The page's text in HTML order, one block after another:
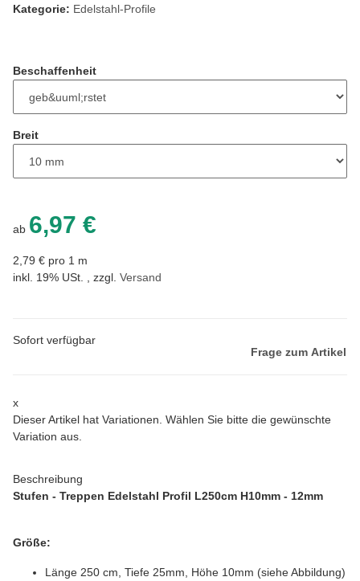
Kategorie: Edelstahl-Profile
Beschaffenheit
Breit
ab 6,97 €
2,79 € pro 1 m
inkl. 19% USt. , zzgl. Versand
Sofort verfügbar
Frage zum Artikel
x
Dieser Artikel hat Variationen. Wählen Sie bitte die gewünschte
Variation aus.
Beschreibung
Stufen - Treppen Edelstahl Profil L250cm H10mm - 12mm
Größe:
Länge 250 cm, Tiefe 25mm, Höhe 10mm (siehe Abbildung)